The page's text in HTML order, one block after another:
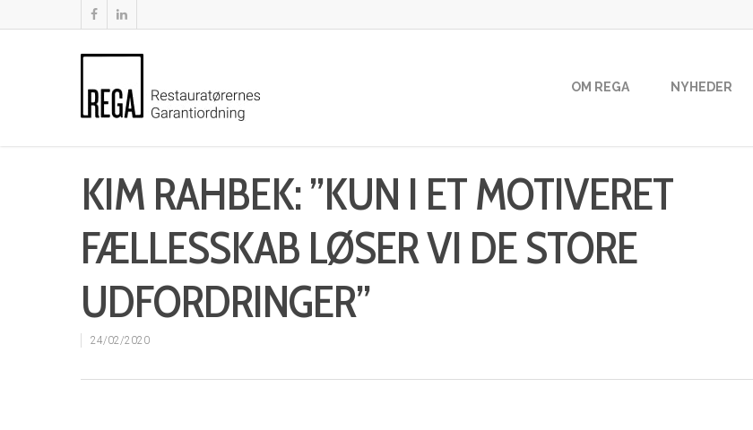
OM REGA NYHEDER
KIM RAHBEK: ”KUN I ET MOTIVERET
FÆLLESSKAB LØSER VI DE STORE
UDFORDRINGER”
24/02/2020